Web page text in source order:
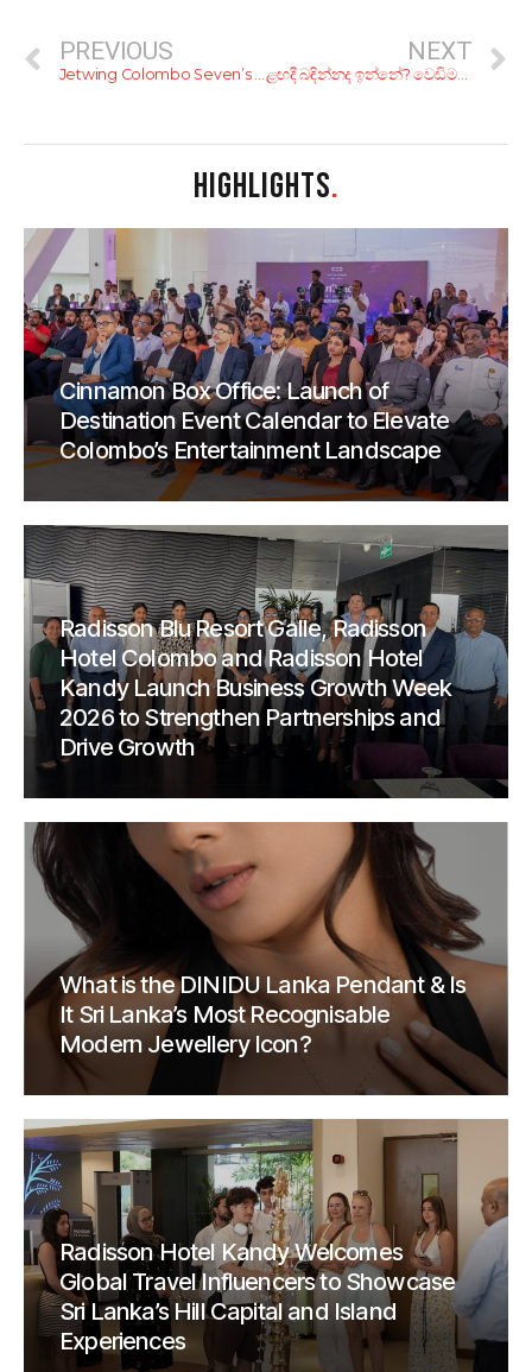
PREVIOUS
Jetwing Colombo Seven’s Degustation Lunch
NEXT
ළඟදී බඳින්නද ඉන්නේ? වෙඩිමට ගැලපෙන බජට් එකක් හදාගන්න වටින කියන කාරණා 5ක්
HIGHLIGHTS.
Cinnamon Box Office: Launch of
Destination Event Calendar to Elevate
Colombo’s Entertainment Landscape
Radisson Blu Resort Galle, Radisson
Hotel Colombo and Radisson Hotel
Kandy Launch Business Growth Week
2026 to Strengthen Partnerships and
Drive Growth
What is the DINIDU Lanka Pendant & Is
It Sri Lanka’s Most Recognisable
Modern Jewellery Icon?
Radisson Hotel Kandy Welcomes
Global Travel Influencers to Showcase
Sri Lanka’s Hill Capital and Island
Experiences